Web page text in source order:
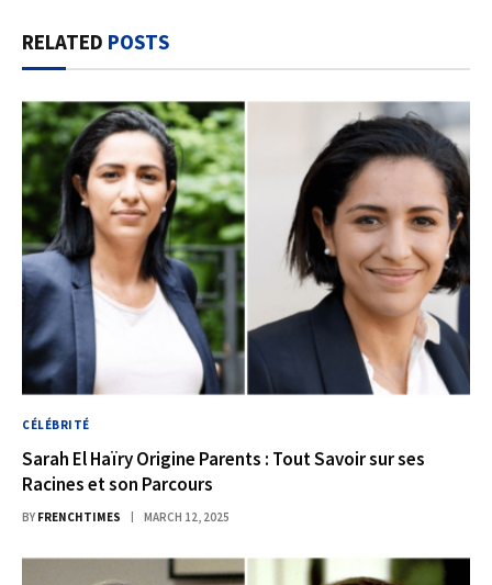
RELATED POSTS
CÉLÉBRITÉ
Sarah El Haïry Origine Parents : Tout Savoir sur ses
Racines et son Parcours
BY FRENCHTIMES MARCH 12, 2025